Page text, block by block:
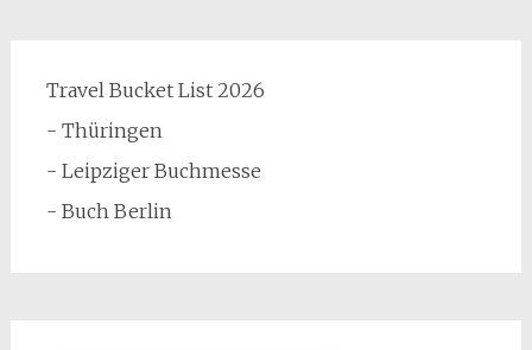
Travel Bucket List 2026
- Thüringen
- Leipziger Buchmesse
- Buch Berlin